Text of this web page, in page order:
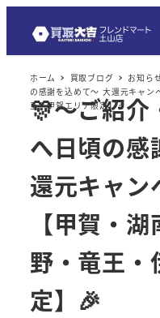
ホーム 買取ブログ お知ら
の感謝を込めて～ 大還元キャン
王・伊賀エリア限定】🎉
🎊～ご紹介
へ日頃の感
還元キャン
【甲賀・
野・竜王・
定】🎉